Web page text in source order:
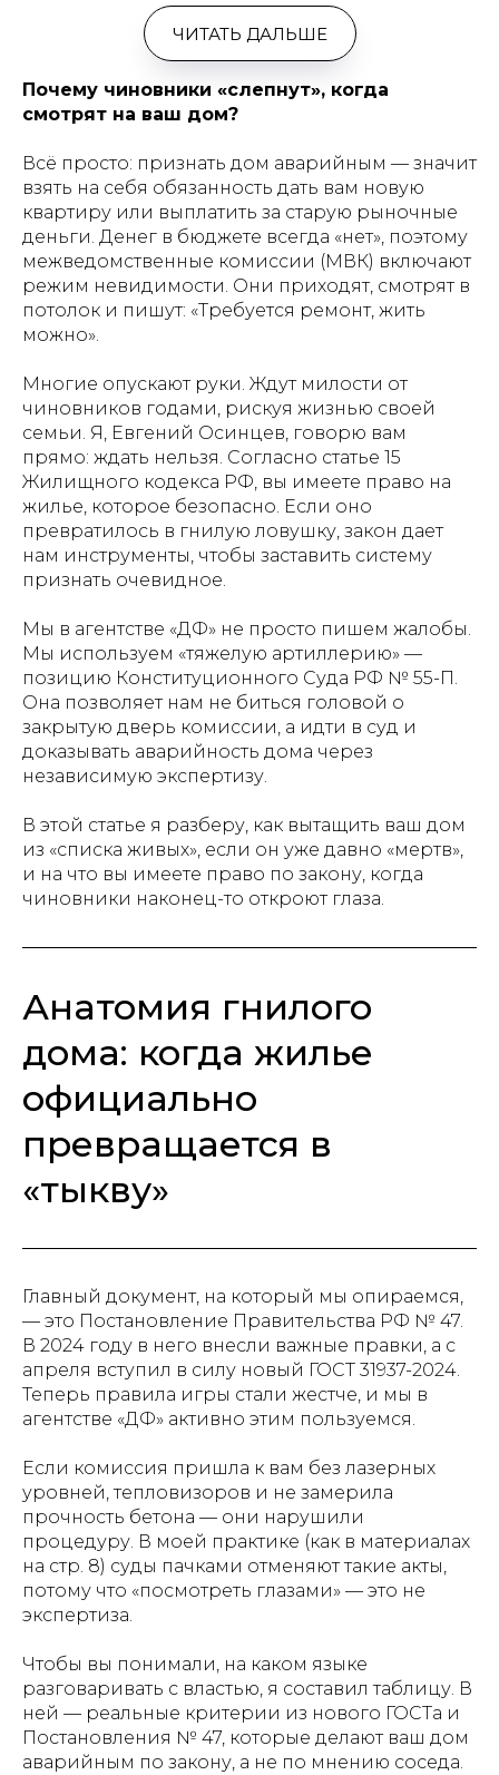
ЧИТАТЬ ДАЛЬШЕ
Почему чиновники «слепнут», когда
смотрят на ваш дом?
Всё просто: признать дом аварийным — значит
взять на себя обязанность дать вам новую
квартиру или выплатить за старую рыночные
деньги. Денег в бюджете всегда «нет», поэтому
межведомственные комиссии (МВК) включают
режим невидимости. Они приходят, смотрят в
потолок и пишут: «Требуется ремонт, жить
можно».
Многие опускают руки. Ждут милости от
чиновников годами, рискуя жизнью своей
семьи. Я, Евгений Осинцев, говорю вам
прямо: ждать нельзя. Согласно статье 15
Жилищного кодекса РФ, вы имеете право на
жилье, которое безопасно. Если оно
превратилось в гнилую ловушку, закон дает
нам инструменты, чтобы заставить систему
признать очевидное.
Мы в агентстве «ДФ» не просто пишем жалобы.
Мы используем «тяжелую артиллерию» —
позицию Конституционного Суда РФ № 55-П.
Она позволяет нам не биться головой о
закрытую дверь комиссии, а идти в суд и
доказывать аварийность дома через
независимую экспертизу.
В этой статье я разберу, как вытащить ваш дом
из «списка живых», если он уже давно «мертв»,
и на что вы имеете право по закону, когда
чиновники наконец-то откроют глаза.
Анатомия гнилого
дома: когда жилье
официально
превращается в
«тыкву»
Главный документ, на который мы опираемся,
— это Постановление Правительства РФ № 47.
В 2024 году в него внесли важные правки, а с
апреля вступил в силу новый ГОСТ 31937-2024.
Теперь правила игры стали жестче, и мы в
агентстве «ДФ» активно этим пользуемся.
Если комиссия пришла к вам без лазерных
уровней, тепловизоров и не замерила
прочность бетона — они нарушили
процедуру. В моей практике (как в материалах
на стр. 8) суды пачками отменяют такие акты,
потому что «посмотреть глазами» — это не
экспертиза.
Чтобы вы понимали, на каком языке
разговаривать с властью, я составил таблицу. В
ней — реальные критерии из нового ГОСТа и
Постановления № 47, которые делают ваш дом
аварийным по закону, а не по мнению соседа.